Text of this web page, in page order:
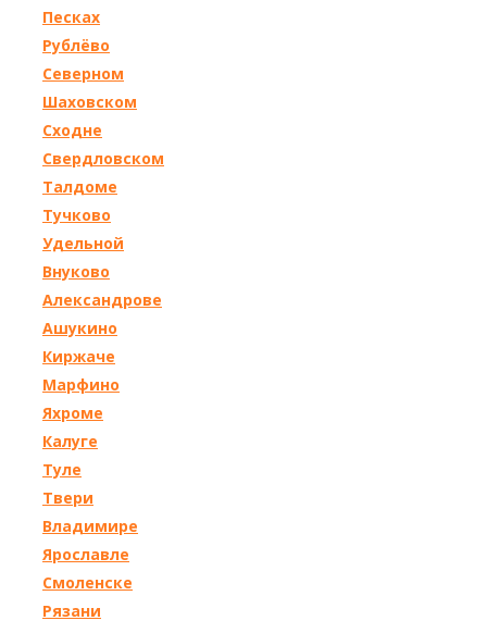
Песках
Рублёво
Северном
Шаховском
Сходне
Свердловском
Талдоме
Тучково
Удельной
Внуково
Александрове
Ашукино
Киржаче
Марфино
Яхроме
Калуге
Туле
Твери
Владимире
Ярославле
Смоленске
Рязани